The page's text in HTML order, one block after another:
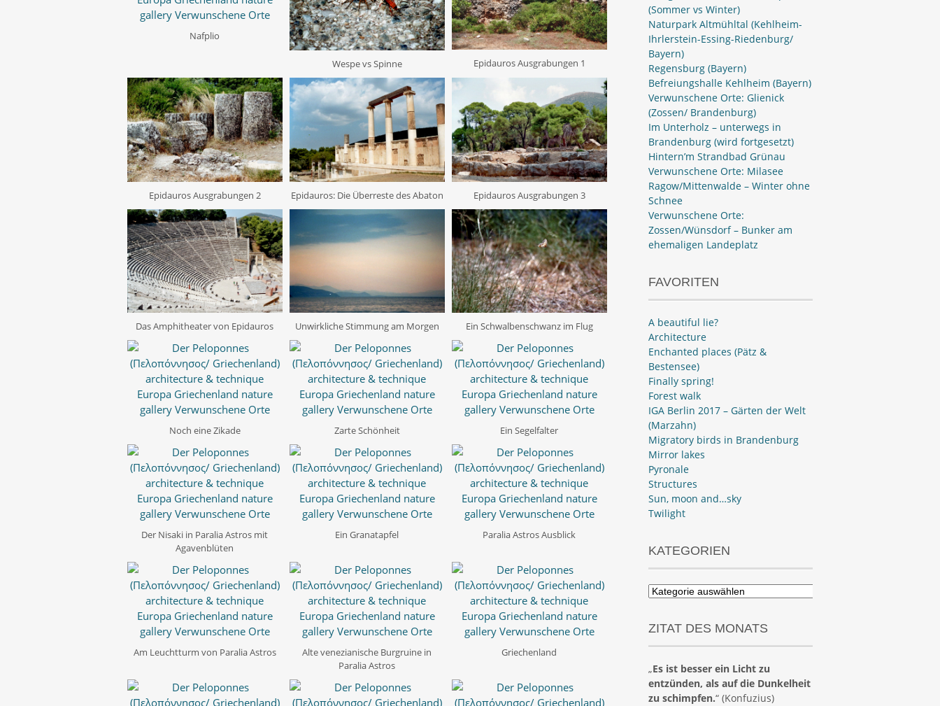
Nafplio
Wespe vs Spinne Epidauros Ausgrabungen 1
Epidauros Ausgrabungen 2 Epidauros: Die Überreste des Abaton Epidauros Ausgrabungen 3
Das Amphitheater von Epidauros Unwirkliche Stimmung am Morgen Ein Schwalbenschwanz im Flug
Noch eine Zikade Zarte Schönheit Ein Segelfalter
Der Nisaki in Paralia Astros mit
Agavenblüten
Ein Granatapfel Paralia Astros Ausblick
Am Leuchtturm von Paralia Astros
Alte venezianische Burgruine in
Paralia Astros
Griechenland
(Sommer vs Winter)
Naturpark Altmühltal (Kehlheim-
Ihrlerstein-Essing-Riedenburg/
Bayern)
Regensburg (Bayern)
Befreiungshalle Kehlheim (Bayern)
Verwunschene Orte: Glienick
(Zossen/ Brandenburg)
Im Unterholz – unterwegs in
Brandenburg (wird fortgesetzt)
Hintern’m Strandbad Grünau
Verwunschene Orte: Milasee
Ragow/Mittenwalde – Winter ohne
Schnee
Verwunschene Orte:
Zossen/Wünsdorf – Bunker am
ehemaligen Landeplatz
FAVORITEN
A beautiful lie?
Architecture
Enchanted places (Pätz &
Bestensee)
Finally spring!
Forest walk
IGA Berlin 2017 – Gärten der Welt
(Marzahn)
Migratory birds in Brandenburg
Mirror lakes
Pyronale
Structures
Sun, moon and…sky
Twilight
KATEGORIEN
Kategorien
ZITAT DES MONATS
„Es ist besser ein Licht zu
entzünden, als auf die Dunkelheit
zu schimpfen.“ (Konfuzius)